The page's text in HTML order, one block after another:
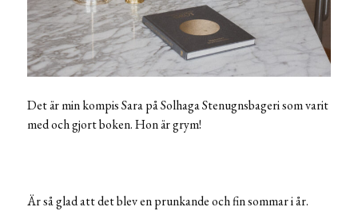
Det är min kompis Sara på Solhaga Stenugnsbageri som varit
med och gjort boken. Hon är grym!
Är så glad att det blev en prunkande och fin sommar i år.